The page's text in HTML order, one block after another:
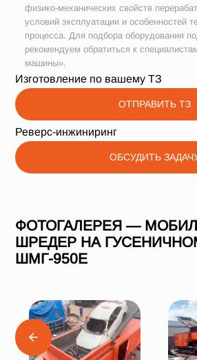
физико-механических свойств
условий эксплуатации и особенностей
процесса. Для подбора оборудования
рекомендуем обратиться к
машины».
Изготовление по вашему ТЗ
ОТПРАВИТЬ ТЗ
Реверс-инжиниринг
ОБСУДИТЬ
ФОТОГАЛЕРЕЯ —
ШРЕДЕР НА
ШМГ-950Е